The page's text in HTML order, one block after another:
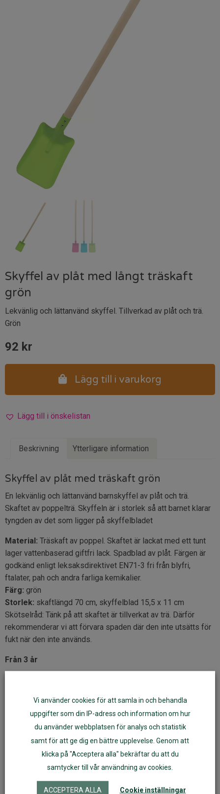
Skyffel av plåt med långt träskaft
grön
Lekvänlig och lättanvänd skyffel. Tillverkad av plåt och trä.
Grön
92 kr
Lägg till i varukorg
Lägg till i önskelistan
Beskrivning Ytterligare information
Skyffel av plåt med träskaft grön
En lekvänlig och lättanvänd barnskyffel av plåt och trä.
Skaftet av poppelträ. Skyffeln är i storlek så att barnet klarar
tyngden av det som ligger på skyffelbladet
Material: Träskaft av poppel. Skaftet är lackat med ett tunt
lager vattenbaserad giftfri lack. Spadblad av plåt. Färgen är
godkänd enligt leksaksdirektivet EN71-3 fri från blyfri,
ftalater, pah och andra farliga kemikalier.
Färg: grön
Storlek: skaftlängd 70 cm, skyffelblad 15,5 x 11 cm
Skötselråd: Tänk på att skaftet är tillverkat av trä. Därför
rekommenderar vi att förvara spaden där den inte utsätts för
fukt när den inte används.
Från 3 år
Vi använder cookies för att samla in och behandla
uppgifter som din IP-adress och information om hur
du använder webbplatsen för analys och statistik
samt för att ge dig en bättre upplevelse. Genom att
klicka på "Acceptera alla" bekräftar du att du
samtycker till vår användning av cookies.
ACCEPTERA ALLA Cookie inställningar